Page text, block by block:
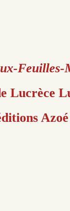
Feuilles-
Lucrèce
Azoé